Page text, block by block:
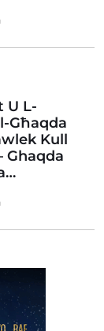
U L-
Għaqda
Kull
Ghaqda